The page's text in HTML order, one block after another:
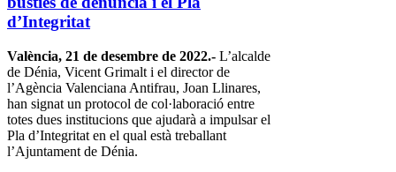
d’Integritat
València, 21 de desembre de 2022.- L’alcalde
de Dénia, Vicent Grimalt i el director de
l’Agència Valenciana Antifrau, Joan Llinares,
han signat un protocol de col·laboració entre
totes dues institucions que ajudarà a impulsar el
Pla d’Integritat en el qual està treballant
l’Ajuntament de Dénia.